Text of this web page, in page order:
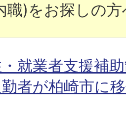
職)をお探しの方
就業者支援補
者が柏崎市に